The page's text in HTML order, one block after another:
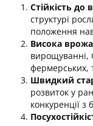
Стійкість до
структурі
положення
Висока
вирощуванні,
фермерських,
Швидкий
розвиток у
конкуренції з